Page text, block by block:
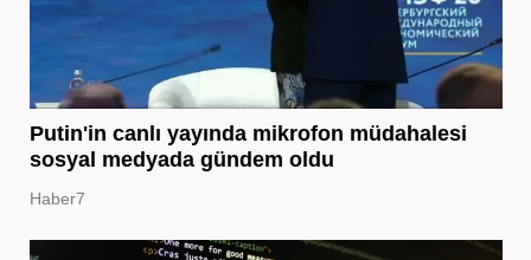
Putin'in canlı yayında mikrofon müdahalesi
sosyal medyada gündem oldu
Haber7